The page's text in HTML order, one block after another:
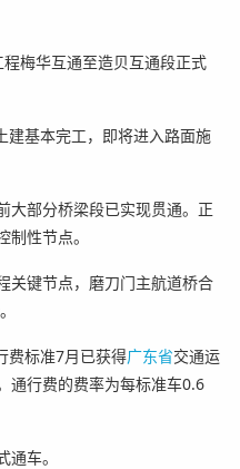
梅华互通至造贝互通段正式
建基本完工，即将进入路面施
大部分桥梁段已实现贯通。正
性节点。
关键节点，磨刀门主航道桥合
费标准7月已获得广东省交通运
通行费的费率为每标准车0.6
车。